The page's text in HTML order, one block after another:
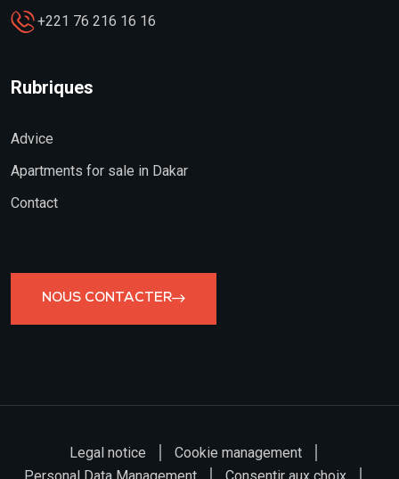
+221 76 216 16 16
Rubriques
Advice
Apartments for sale in Dakar
Contact
NOUS CONTACTER
Legal notice
Cookie management